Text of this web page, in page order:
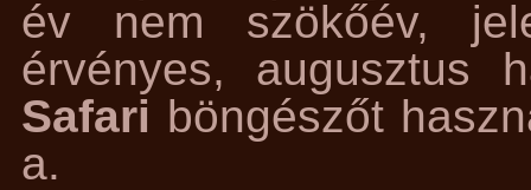
év nem szökőév,
érvényes, augusztus
Safari böngészőt
a.